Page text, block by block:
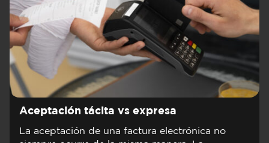
Aceptación tácita vs expresa
La aceptación de una factura electrónica no